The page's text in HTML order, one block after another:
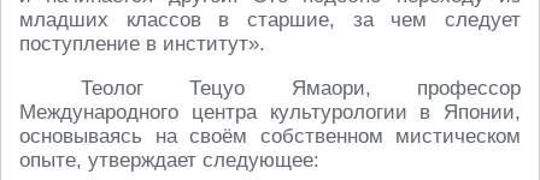
младших классов в старшие, за чем следует
поступление в институт».
Теолог Тецуо Ямаори, профессор
Международного центра культурологии в Японии,
основываясь на своём собственном мистическом
опыте, утверждает следующее: